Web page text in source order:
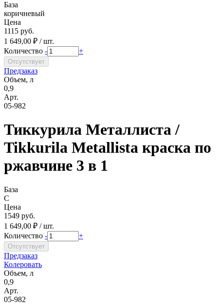
База
коричневый
Цена
1115 руб.
1 649,00 ₽ / шт.
Количество - +
Предзаказ
Объем, л
0,9
Арт.
05-982
Тиккурила Металлиста /
Tikkurila Metallista краска по
ржавчине 3 в 1
База
C
Цена
1549 руб.
1 649,00 ₽ / шт.
Количество - +
Предзаказ
Колеровать
Объем, л
0,9
Арт.
05-982